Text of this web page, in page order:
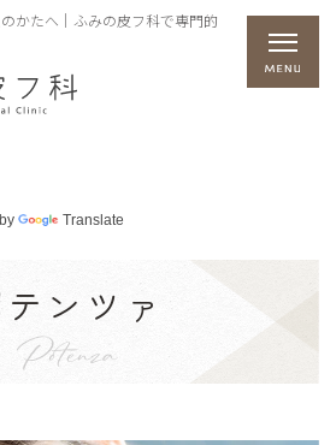
かたへ｜ふみの皮フ科で専門的
Translate
ンツァ
Potenza